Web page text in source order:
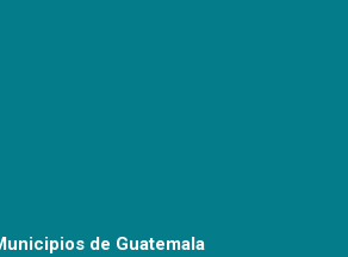
de Guatemala